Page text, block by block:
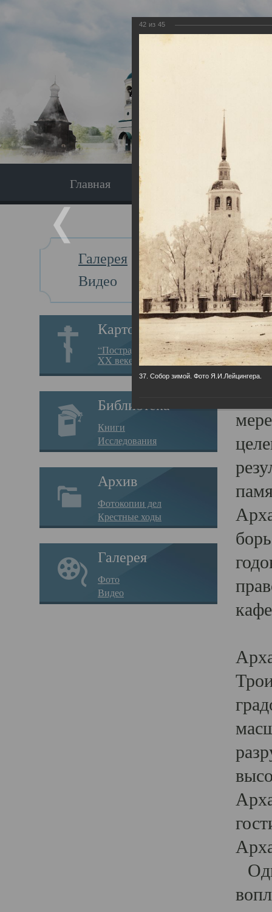
Главная Экскурсия
Галерея
Видео
Картотека
“Пострадавшие за веру в
XX веке на Севере”
Библиотека
Книги
Исследования
Архив
Фотокопии дел
Крестные ходы
Галерея
Фото
Видео
Главная
42 из 45
37. Собор зимой. Фото Я.И.Лейцингера.